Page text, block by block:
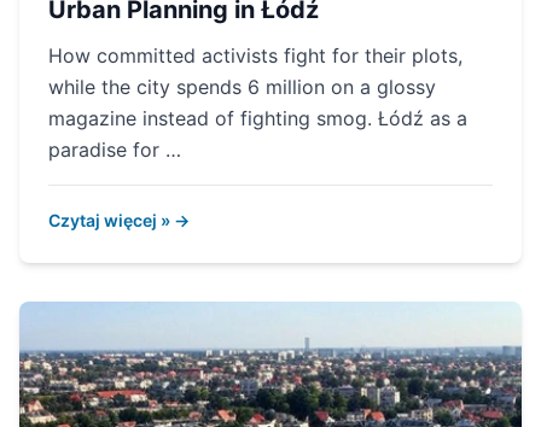
Urban Planning in Łódź
How committed activists fight for their plots,
while the city spends 6 million on a glossy
magazine instead of fighting smog. Łódź as a
paradise for …
Czytaj więcej » →